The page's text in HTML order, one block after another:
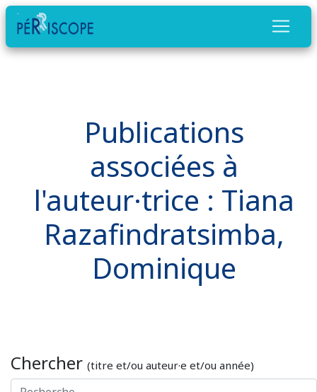
Publications
associées à
l'auteur·trice : Tiana
Razafindratsimba,
Dominique
Chercher (titre et/ou auteur·e et/ou année)